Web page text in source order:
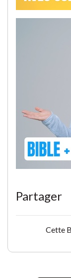
Partager
Cette